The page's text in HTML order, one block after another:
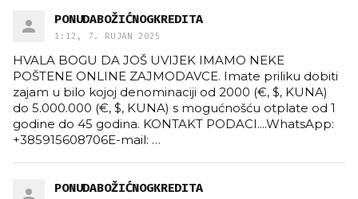
PONUDABOŽIĆNOGKREDITA
1:12, 7. RUJAN 2025
HVALA BOGU DA JOŠ UVIJEK IMAMO NEKE
POŠTENE ONLINE ZAJMODAVCE. Imate priliku dobiti
zajam u bilo kojoj denominaciji od 2000 (€, $, KUNA)
do 5.000.000 (€, $, KUNA) s mogućnošću otplate od 1
godine do 45 godina. KONTAKT PODACI....WhatsApp:
+385915608706E-mail: …
PONUDABOŽIĆNOGKREDITA